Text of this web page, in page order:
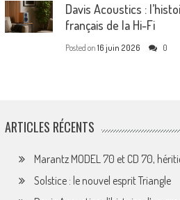
Davis Acoustics :
français de la Hi-Fi
Posted on 16 juin 2026 0
ARTICLES RÉCENTS
Marantz MODEL 70 et CD 70,
Solstice : le nouvel esprit Triangle